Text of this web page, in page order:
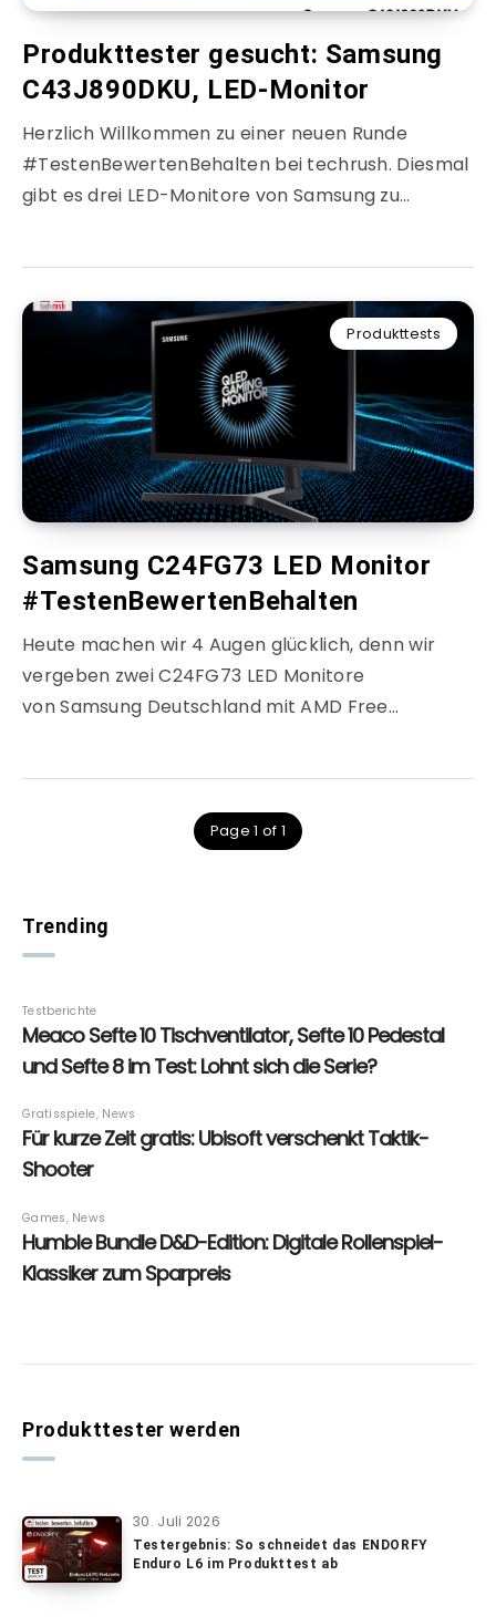
Produkttester gesucht: Samsung
C43J890DKU, LED-Monitor
Herzlich Willkommen zu einer neuen Runde
#TestenBewertenBehalten bei techrush. Diesmal
gibt es drei LED-Monitore von Samsung zu…
Produkttests
Samsung C24FG73 LED Monitor
#TestenBewertenBehalten
Heute machen wir 4 Augen glücklich, denn wir
vergeben zwei C24FG73 LED Monitore
von Samsung Deutschland mit AMD Free…
Page 1 of 1
Trending
Produkttester werden
30. Juli 2026
Testergebnis: So schneidet das ENDORFY
Enduro L6 im Produkttest ab